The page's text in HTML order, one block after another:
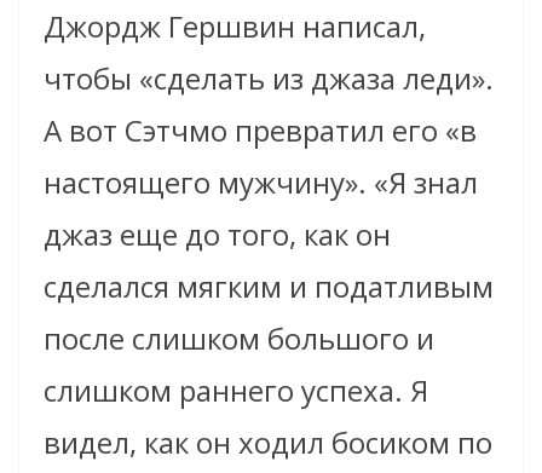
Джордж Гершвин написал,
чтобы «сделать из джаза леди».
А вот Сэтчмо превратил его «в
настоящего мужчину». «Я знал
джаз еще до того, как он
сделался мягким и податливым
после слишком большого и
слишком раннего успеха. Я
видел, как он ходил босиком по